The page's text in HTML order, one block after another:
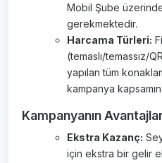
Mobil Şube
gerekmektedir.
Harcama Türleri:
(temaslı/temassız/
yapılan tüm
kampanya
Kampanyanın
Ekstra Kazanç:
için ekstra bir gelir